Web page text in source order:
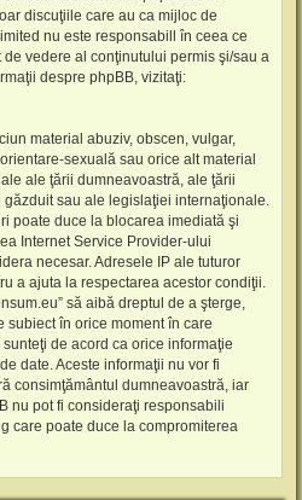
discuţiile care au ca mijloc de
nu este responsabill în ceea ce
vedere al conţinutului permis şi/sau a
despre phpBB, vizitaţi:
material abuziv, obscen, vulgar,
sexuală sau orice alt material
ale ţării dumneavoastră, ale ţării
găzduit sau ale legislaţiei internaţionale.
poate duce la blocarea imediată şi
Internet Service Provider-ului
necesar. Adresele IP ale tuturor
a ajuta la respectarea acestor condiţii.
să aibă dreptul de a şterge,
subiect în orice moment în care
de acord ca orice informaţie
date. Aceste informaţii nu vor fi
consimţământul dumneavoastră, iar
nu pot fi consideraţi responsabili
care poate duce la compromiterea